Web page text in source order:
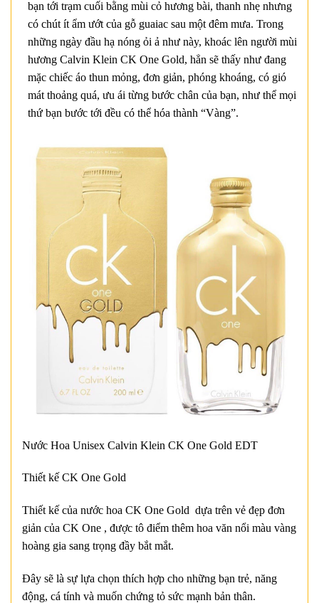
bạn tới trạm cuối bằng mùi cỏ hương bài, thanh nhẹ nhưng
có chút ít ẩm ướt của gỗ guaiac sau một đêm mưa. Trong
những ngày đầu hạ nóng ỏi ả như này, khoác lên người mùi
hương Calvin Klein CK One Gold, hẳn sẽ thấy như đang
mặc chiếc áo thun mỏng, đơn giản, phóng khoáng, có gió
mát thoảng quá, ưu ái từng bước chân của bạn, như thể mọi
thứ bạn bước tới đều có thể hóa thành “Vàng”.
Nước Hoa Unisex Calvin Klein CK One Gold EDT
Thiết kế CK One Gold
Thiết kế của nước hoa CK One Gold dựa trên vẻ đẹp đơn
giản của CK One , được tô điểm thêm hoa văn nổi màu vàng
hoàng gia sang trọng đầy bắt mắt.
Đây sẽ là sự lựa chọn thích hợp cho những bạn trẻ, năng
động, cá tính và muốn chứng tỏ sức mạnh bản thân.